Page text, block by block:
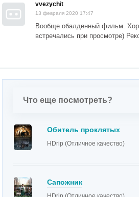
vvezychit
13 февраля 2020 17:47
Вообще обалденный фильм.
встречались при просмотре)
Что еще посмотреть?
Обитель проклятых
HDrip (Отличное качество)
Сапожник